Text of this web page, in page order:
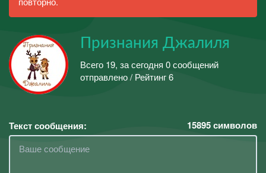
Признания Джалиля
Всего 19, за сегодня 0 сообщений
отправлено / Рейтинг 6
Текст сообщения: 15895символов